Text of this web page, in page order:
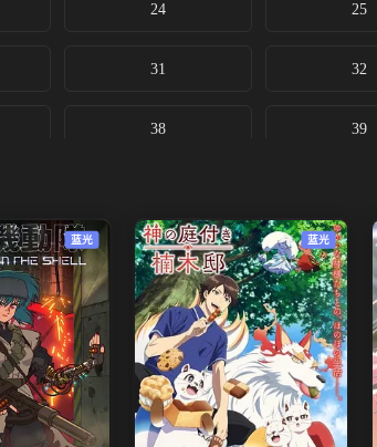
24 25
31 32
38 39
蓝光 蓝光